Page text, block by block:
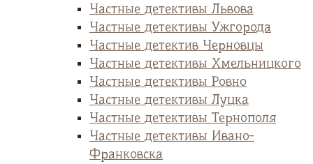
Частные детективы Львова
Частные детективы Ужгорода
Частные детектив Черновцы
Частные детективы Хмельницкого
Частные детективы Ровно
Частные детективы Луцка
Частные детективы Тернополя
Частные детективы Ивано-
Франковска